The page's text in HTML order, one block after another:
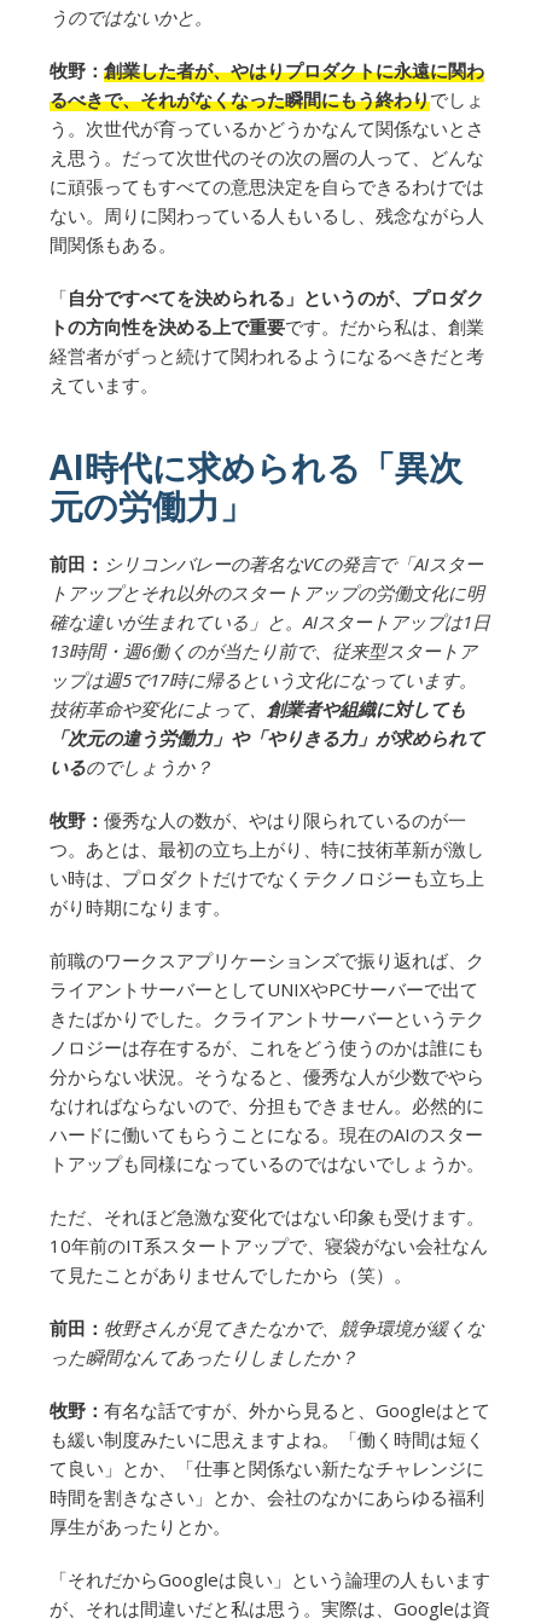
うのではないかと。
牧野： 創業した者が、やはりプロダクトに永遠に関わ
るべきで、それがなくなった瞬間にもう終わりでしょ
う。次世代が育っているかどうかなんて関係ないとさ
え思う。だって次世代のその次の層の人って、どんな
に頑張ってもすべての意思決定を自らできるわけでは
ない。周りに関わっている人もいるし、残念ながら人
間関係もある。
「自分ですべてを決められる」というのが、プロダク
トの方向性を決める上で重要です。だから私は、創業
経営者がずっと続けて関われるようになるべきだと考
えています。
AI時代に求められる「異次
元の労働力」
前田： シリコンバレーの著名なVCの発言で「AIスター
トアップとそれ以外のスタートアップの労働文化に明
確な違いが生まれている」と。AIスタートアップは1日
13時間・週6働くのが当たり前で、従来型スタートア
ップは週5で17時に帰るという文化になっています。
技術革命や変化によって、 創業者や組織に対しても
「次元の違う労働力」や「やりきる力」が求められて
いるのでしょうか？
牧野： 優秀な人の数が、やはり限られているのが一
つ。あとは、最初の立ち上がり、特に技術革新が激し
い時は、プロダクトだけでなくテクノロジーも立ち上
がり時期になります。
前職のワークスアプリケーションズで振り返れば、ク
ライアントサーバーとしてUNIXやPCサーバーで出て
きたばかりでした。クライアントサーバーというテク
ノロジーは存在するが、これをどう使うのかは誰にも
分からない状況。そうなると、優秀な人が少数でやら
なければならないので、分担もできません。必然的に
ハードに働いてもらうことになる。現在のAIのスター
トアップも同様になっているのではないでしょうか。
ただ、それほど急激な変化ではない印象も受けます。
10年前のIT系スタートアップで、寝袋がない会社なん
て見たことがありませんでしたから（笑）。
前田： 牧野さんが見てきたなかで、競争環境が緩くな
った瞬間なんてあったりしましたか？
牧野： 有名な話ですが、外から見ると、Googleはとて
も緩い制度みたいに思えますよね。「働く時間は短く
て良い」とか、「仕事と関係ない新たなチャレンジに
時間を割きなさい」とか、会社のなかにあらゆる福利
厚生があったりとか。
「それだからGoogleは良い」という論理の人もいます
が、それは間違いだと私は思う。実際は、Googleは資